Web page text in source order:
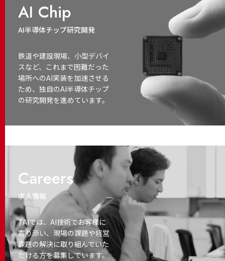
AI Chip
AI半導体チップ研究開発
鉄道や建設現場、小型デバイ
スなど、これまで困難だった
場所へのAI実装を加速させる
ため、独自のAI半導体チップ
の研究開発を進めています。
Careers
求人情報
TAIでは、AI技術でお客様に
寄り添い、 現場の課題や経営
課題の解決に取り組んでいた
だける方を募集しています。